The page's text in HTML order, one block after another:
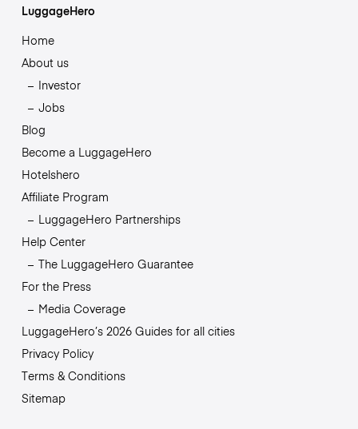
LuggageHero
Home
About us
Investor
Jobs
Blog
Become a LuggageHero
Hotelshero
Affiliate Program
LuggageHero Partnerships
Help Center
The LuggageHero Guarantee
For the Press
Media Coverage
LuggageHero’s 2026 Guides for all cities
Privacy Policy
Terms & Conditions
Sitemap